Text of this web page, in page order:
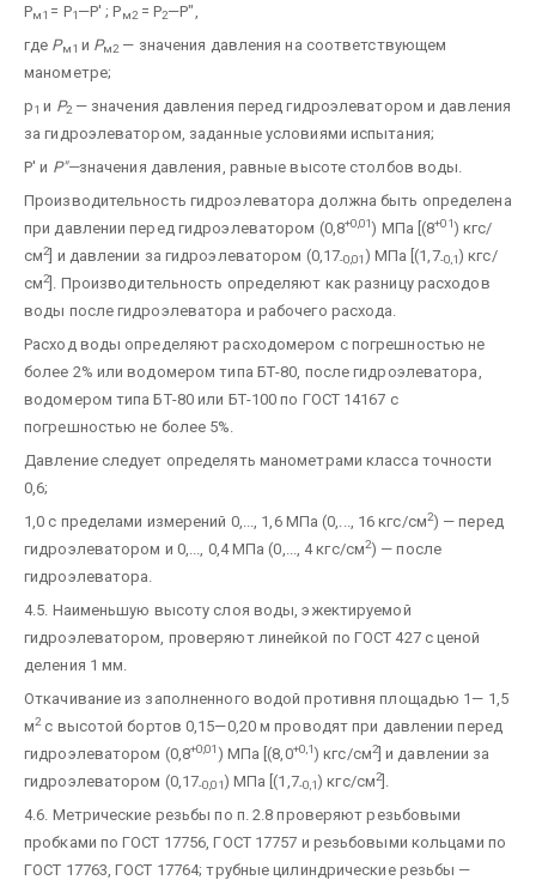
Рм1 = Р1—Р' ; Рм2= Р2—Р",
где Рм1 и Рм2 — значения давления на соответствующем
манометре;
p1 и P2— значения давления перед гидроэлеватором и давления
за гидроэлеватором, заданные условиями испытания;
Р' и Р"—значения давления, равные высоте столбов воды.
Производительность гидроэлеватора должна быть определена
при давлении перед гидроэлеватором (0,8+0,01) МПа [(8+01) кгс/
см2] и давлении за гидроэлеватором (0,17-0,01 ) МПа [(1,7-0,1) кгс/
см2]. Производительность определяют как разницу расходов
воды после гидроэлеватора и рабочего расхода.
Расход воды определяют расходомером с погрешностью не
более 2% или водомером типа БТ-80, после гидроэлеватора,
водомером типа БТ-80 или БТ-100 по ГОСТ 14167 с
погрешностью не более 5%.
Давление следует определять манометрами класса точности
0,6;
1,0 с пределами измерений 0,..., 1,6 МПа (0,..., 16 кгс/см2) — перед
гидроэлеватором и 0,..., 0,4 МПа (0,..., 4 кгс/см2) — после
гидроэлеватора.
4.5. Наименьшую высоту слоя воды, эжектируемой
гидроэлеватором, проверяют линейкой по ГОСТ 427 с ценой
деления 1 мм.
Откачивание из заполненного водой противня площадью 1— 1,5
м2с высотой бортов 0,15—0,20 м проводят при давлении перед
гидроэлеватором (0,8+0;01 ) МПа [(8,0+0,1) кгс/см2] и давлении за
гидроэлеватором (0,17-0,01) МПа [(1,7-0,1) кгс/см2].
4.6. Метрические резьбы по п. 2.8 проверяют резьбовыми
пробками по ГОСТ 17756, ГОСТ 17757 и резьбовыми кольцами по
ГОСТ 17763, ГОСТ 17764; трубные цилиндрические резьбы —